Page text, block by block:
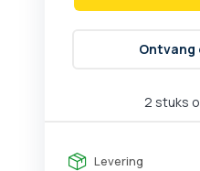
2 stuks
Levering
Ontvang